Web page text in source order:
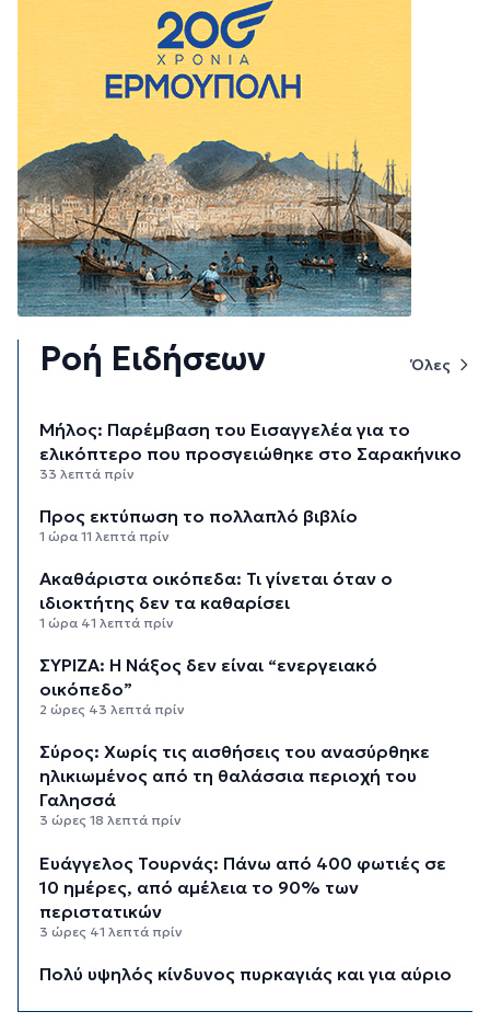
Ροή Ειδήσεων Όλες
Μήλος: Παρέμβαση του Εισαγγελέα για το
ελικόπτερο που προσγειώθηκε στο Σαρακήνικο
33 λεπτά πρίν
Προς εκτύπωση το πολλαπλό βιβλίο
1 ώρα 11 λεπτά πρίν
Ακαθάριστα οικόπεδα: Τι γίνεται όταν ο
ιδιοκτήτης δεν τα καθαρίσει
1 ώρα 41 λεπτά πρίν
ΣΥΡΙΖΑ: Η Νάξος δεν είναι “ενεργειακό
οικόπεδο”
2 ώρες 43 λεπτά πρίν
Σύρος: Χωρίς τις αισθήσεις του ανασύρθηκε
ηλικιωμένος από τη θαλάσσια περιοχή του
Γαλησσά
3 ώρες 18 λεπτά πρίν
Ευάγγελος Τουρνάς: Πάνω από 400 φωτιές σε
10 ημέρες, από αμέλεια το 90% των
περιστατικών
3 ώρες 41 λεπτά πρίν
Πολύ υψηλός κίνδυνος πυρκαγιάς και για αύριο